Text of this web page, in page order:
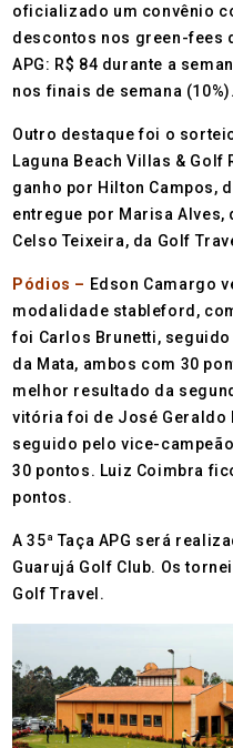
oficializado um convênio
descontos nos green-fees
APG: R$ 84 durante a
nos finais de semana (10%).
Outro destaque foi o
Laguna Beach Villas & Golf
ganho por Hilton Campos,
entregue por Marisa Alves,
Celso Teixeira, da Golf
Pódios – Edson Camargo
modalidade stableford,
foi Carlos Brunetti,
da Mata, ambos com 30
melhor resultado da
vitória foi de José Geraldo
seguido pelo vice-
30 pontos. Luiz Coimbra
pontos.
A 35ª Taça APG será
Guarujá Golf Club. Os
Golf Travel.